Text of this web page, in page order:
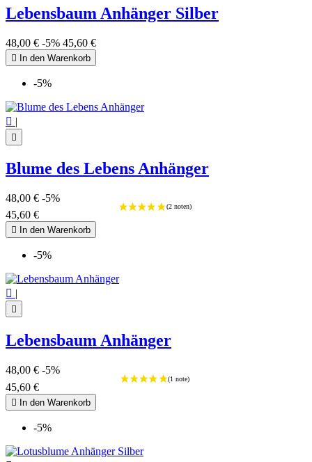
Lebensbaum Anhänger Silber
48,00 € -5% 45,60 €
 In den Warenkorb
-5%
 |

Blume des Lebens Anhänger
48,00 € -5%
45,60 €
 In den Warenkorb
-5%
 |

Lebensbaum Anhänger
48,00 € -5%
45,60 €
 In den Warenkorb
-5%